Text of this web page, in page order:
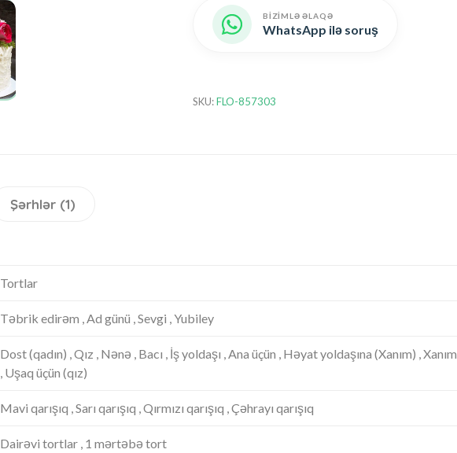
BİZİMLƏ ƏLAQƏ
WhatsApp ilə soruş
SKU:FLO-857303
Şərhlər (1)
Tortlar
Təbrik edirəm , Ad günü , Sevgi , Yubiley
Dost (qadın) , Qız , Nənə , Bacı , İş yoldaşı , Ana üçün , Həyat yoldaşına (Xanım) , Xanım
, Uşaq üçün (qız)
Mavi qarışıq , Sarı qarışıq , Qırmızı qarışıq , Çəhrayı qarışıq
Dairəvi tortlar , 1 mərtəbə tort